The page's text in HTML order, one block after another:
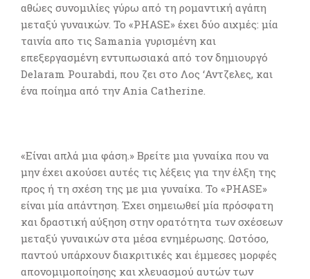
αθώες συνομιλίες γύρω από τη ρομαντική αγάπη
μεταξύ γυναικών. Το «PHASE» έχει δύο αιχμές: μία
ταινία απο τις Samania γυρισμένη και
επεξεργασμένη εντυπωσιακά από τον δημιουργό
Delaram Pourabdi, που ζει στο Λος ‘Αντζελες, και
ένα ποίημα από την Ania Catherine.
«Είναι απλά μια φάση.» Βρείτε μια γυναίκα που να
μην έχει ακούσει αυτές τις λέξεις για την έλξη της
προς ή τη σχέση της με μια γυναίκα. Το «PHASE»
είναι μία απάντηση. Έχει σημειωθεί μία πρόσφατη
και δραστική αύξηση στην ορατότητα των σχέσεων
μεταξύ γυναικών στα μέσα ενημέρωσης. Ωστόσο,
παντού υπάρχουν διακριτικές και έμμεσες μορφές
απονομιμοποίησης και χλευασμού αυτών των